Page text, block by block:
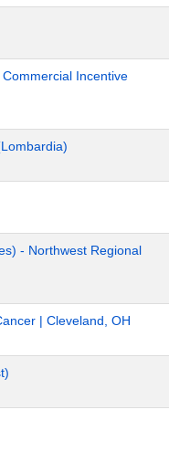
Incentive
- Northwest Regional
| Cleveland, OH